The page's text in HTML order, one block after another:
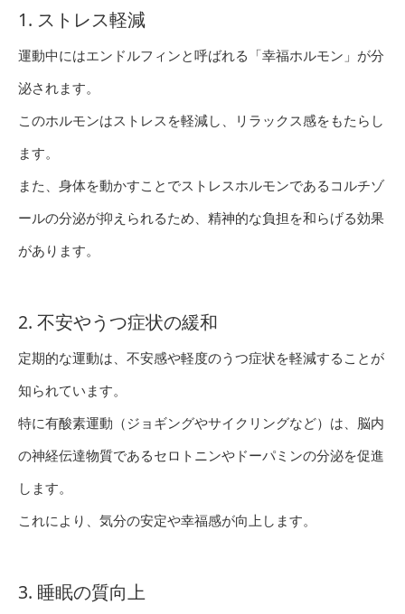
1. ストレス軽減
運動中にはエンドルフィンと呼ばれる「幸福ホルモン」が分
泌されます。
このホルモンはストレスを軽減し、リラックス感をもたらし
ます。
また、身体を動かすことでストレスホルモンであるコルチゾ
ールの分泌が抑えられるため、精神的な負担を和らげる効果
があります。
2. 不安やうつ症状の緩和
定期的な運動は、不安感や軽度のうつ症状を軽減することが
知られています。
特に有酸素運動（ジョギングやサイクリングなど）は、脳内
の神経伝達物質であるセロトニンやドーパミンの分泌を促進
します。
これにより、気分の安定や幸福感が向上します。
3. 睡眠の質向上